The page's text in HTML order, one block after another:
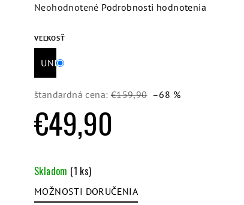
Priemerné
produktu
je
0,0
z
5
Neohodnotené Podrobnosti hodnotenia
VEĽKOSŤ
UNI
štandardná cena: €159,90 –68 %
€49,90
cena:
Skladom (1 ks)
MOŽNOSTI DORUČENIA